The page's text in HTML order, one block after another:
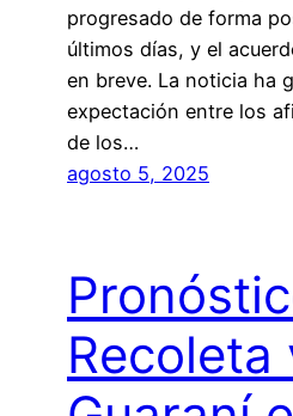
progresado de forma
últimos días, y el
en breve. La noticia ha
expectación entre los
de los…
agosto 5, 2025
Recoleta